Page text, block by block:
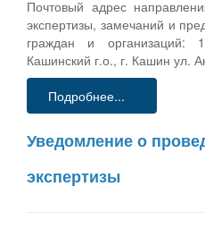
Почтовый адрес
экспертизы, замечаний и
граждан и организаций:
Кашинский г.о., г. Кашин ул.
Подробнее...
Уведомление о
экспертизы